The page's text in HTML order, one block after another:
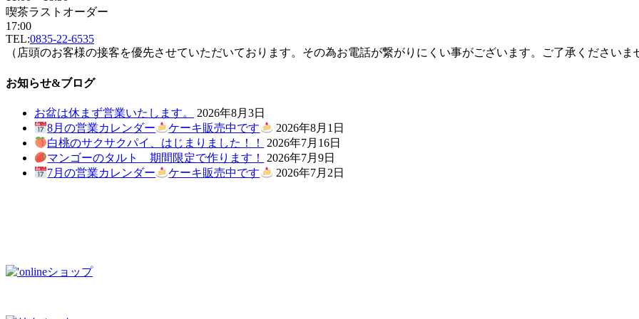
喫茶ラストオーダー
17:00
TEL:0835-22-6535
（店頭のお客様の接客を優先させていただいております。その為お電話が繋がりにくい事がございます。ご了承くださいま
お知らせ&ブログ
お盆は休まず営業いたします。
2026年8月3日
8月の営業カレンダー
ケーキ販売中です
2026年8月1日
白桃のサクサクパイ、はじまりました！！
2026年7月16日
マンゴーのタルト 期間限定で作ります！
2026年7月9日
7月の営業カレンダー
ケーキ販売中です 2026年7月2日